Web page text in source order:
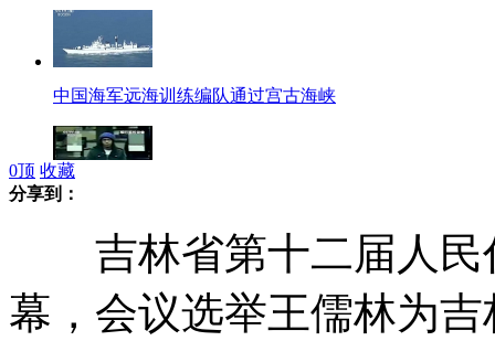
中国海军远海训练编队通过宫古海峡
男子网购芝士却收到一整箱智能手机
0顶 收藏
分享到：
吉林省第十二届人民
幕，会议选举王儒林为